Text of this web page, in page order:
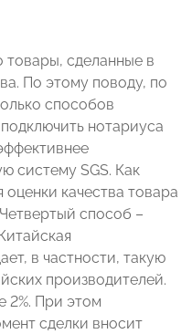
товары, сделанные в
По этому поводу, по
способов
нотариуса
систему SGS. Как
качества товара
способ –
в частности, такую
производителей.
2%. При этом
сделки вносит